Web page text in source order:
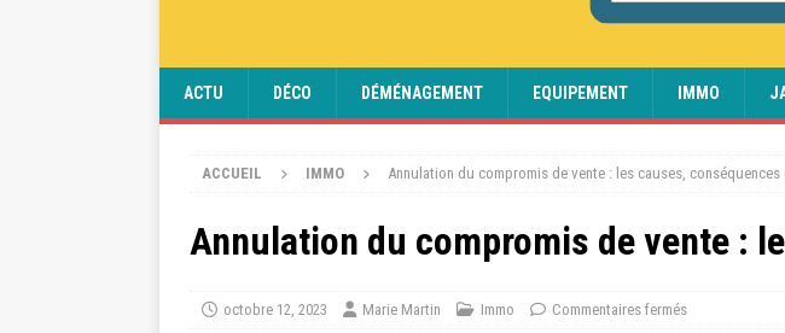
ACTU DÉCO DÉMÉNAGEMENT EQUIPEMENT IMMO
ACCUEIL IMMO Annulation du compromis de vente : les causes,
Annulation du compromis de vente :
octobre 12, 2023 Marie Martin Immo Commentaires fermés